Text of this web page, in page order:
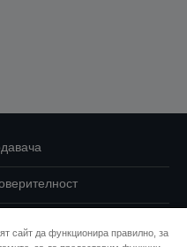
сайт да функционира правилно, за